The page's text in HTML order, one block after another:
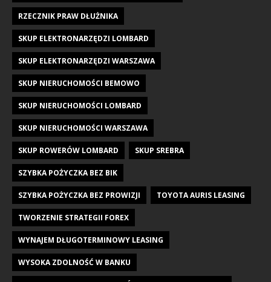
RZECZNIK PRAW DŁUŻNIKA
SKUP ELEKTRONARZĘDZI LOMBARD
SKUP ELEKTRONARZĘDZI WARSZAWA
SKUP NIERUCHOMOŚCI BEMOWO
SKUP NIERUCHOMOŚCI LOMBARD
SKUP NIERUCHOMOŚCI WARSZAWA
SKUP ROWERÓW LOMBARD SKUP SREBRA
SZYBKA POŻYCZKA BEZ BIK
SZYBKA POŻYCZKA BEZ PROWIZJI TOYOTA AURIS LEASING
TWORZENIE STRATEGII FOREX
WYNAJEM DŁUGOTERMINOWY LEASING
WYSOKA ZDOLNOŚĆ W BANKU